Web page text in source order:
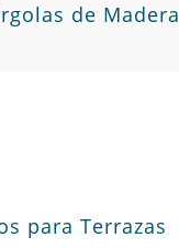
de Madera
para Terrazas